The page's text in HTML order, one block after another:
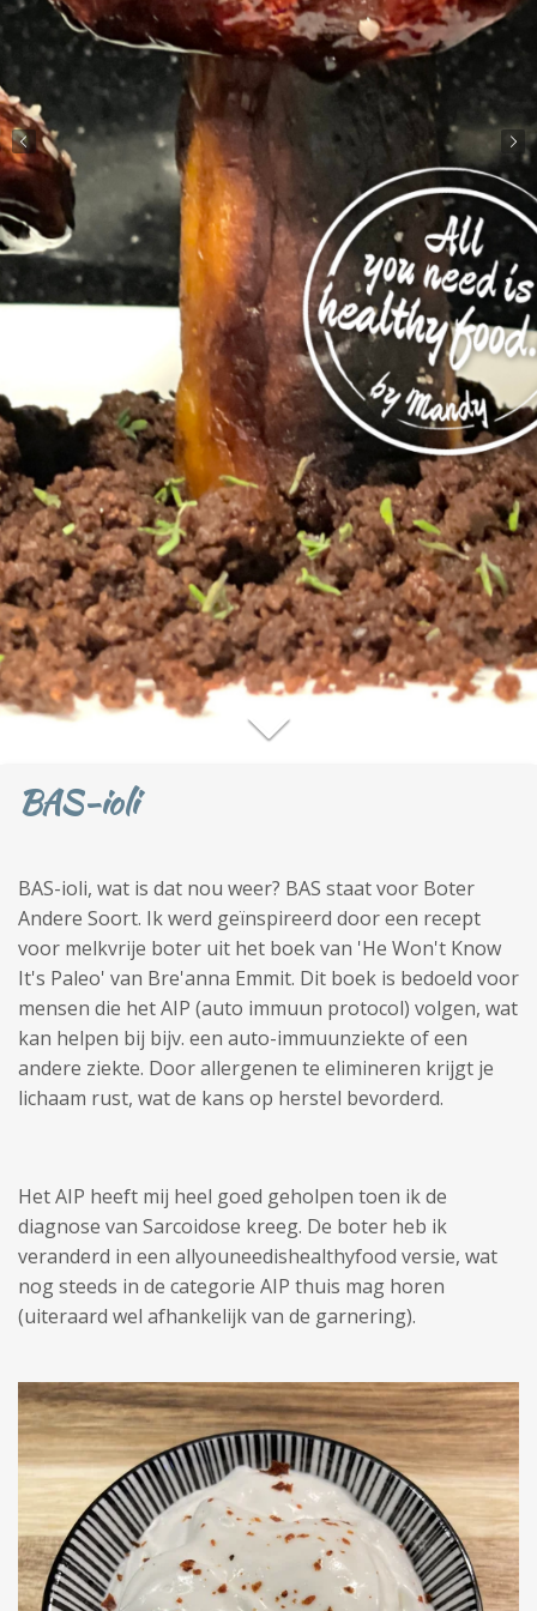
BAS-ioli
BAS-ioli, wat is dat nou weer? BAS staat voor Boter
Andere Soort. Ik werd geïnspireerd door een recept
voor melkvrije boter uit het boek van 'He Won't Know
It's Paleo' van Bre'anna Emmit. Dit boek is bedoeld voor
mensen die het AIP (auto immuun protocol) volgen, wat
kan helpen bij bijv. een auto-immuunziekte of een
andere ziekte. Door allergenen te elimineren krijgt je
lichaam rust, wat de kans op herstel bevorderd.
Het AIP heeft mij heel goed geholpen toen ik de
diagnose van Sarcoidose kreeg. De boter heb ik
veranderd in een allyouneedishealthyfood versie, wat
nog steeds in de categorie AIP thuis mag horen
(uiteraard wel afhankelijk van de garnering).